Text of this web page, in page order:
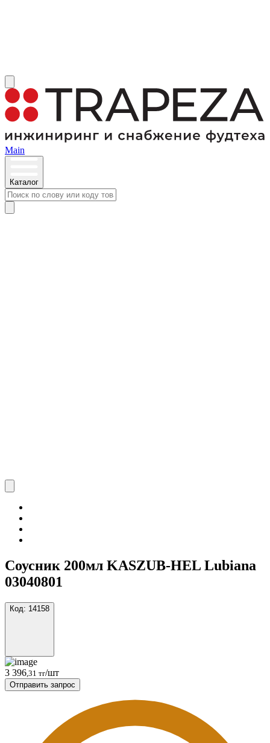
Main
Каталог
Соусник 200мл KASZUB-HEL Lubiana
03040801
Код: 14158
3 396 ,31 тг/шт
Отправить запрос